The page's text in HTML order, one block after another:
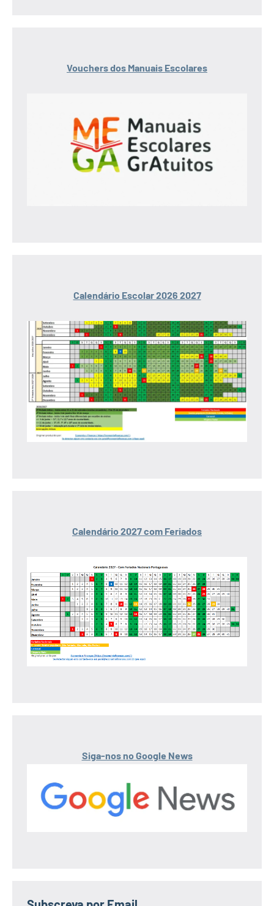
Vouchers dos Manuais Escolares
Calendário Escolar 2026 2027
Calendário 2027 com Feriados
Siga-nos no Google News